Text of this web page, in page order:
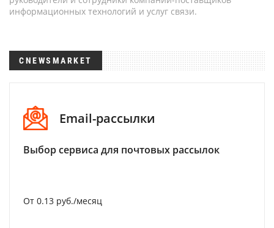
информационных технологий и услуг связи.
CNEWSMARKET
Email-рассылки
Выбор сервиса для почтовых рассылок
От 0.13 руб./месяц